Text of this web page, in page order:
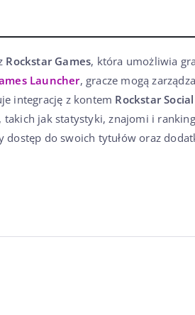
Rockstar Games, która umożliwia
Launcher, gracze mogą
integrację z kontem Rockstar
takich jak statystyki, znajomi i
dostęp do swoich tytułów oraz